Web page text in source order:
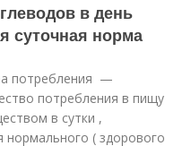
в день
суточная норма
потребления —
потребления в пищу
в сутки ,
( здорового